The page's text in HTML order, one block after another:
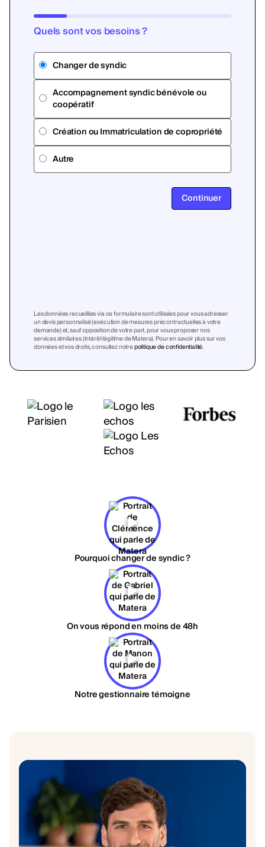
Quels sont vos besoins ?
Changer de syndic
Accompagnement syndic bénévole ou
coopératif
Création ou Immatriculation de copropriété
Autre
Continuer
Les données recueillies via ce formulaire sont utilisées pour vous adresser
un devis personnalisé (exécution de mesures précontractuelles à votre
demande) et, sauf opposition de votre part, pour vous proposer nos
services similaires (intérêt légitime de Matera). Pour en savoir plus sur vos
données et vos droits, consultez notrepolitique de confidentialité.
Pourquoi changer de syndic ?
On vous répond en moins de 48h
Notre gestionnaire témoigne